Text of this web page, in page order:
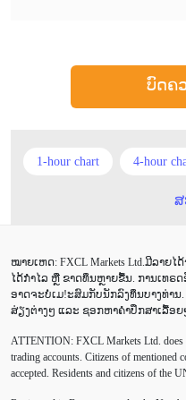
ບົດຄ
1-hour chart 4-hour
Buy Stop CAD
Canadian dollar
Chinese Yuan
Default mode network
ສ
ໝາຍເຫດ: FXCL Markets Ltd.ມີລາຍໄ
ໄດ້ກຳໄລ ຫຼື ຂາດທຶນຫຼາຍຂື້ນ. ການເທຣ
ອາດຈະບໍ່ເມ!ະສົມກັບນັກລົງທຶນບາງທ່ານ
ສ່ຽງຕ່າງໆ ແລະ ຊອກຫາຄຳປຶກສາເລື້ອຍ
ATTENTION: FXCL Markets Ltd. does
trading accounts. Citizens of mentioned
accepted. Residents and citizens of the